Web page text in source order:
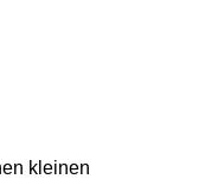
kleinen